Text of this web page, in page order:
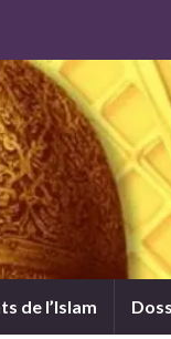
de l’Islam